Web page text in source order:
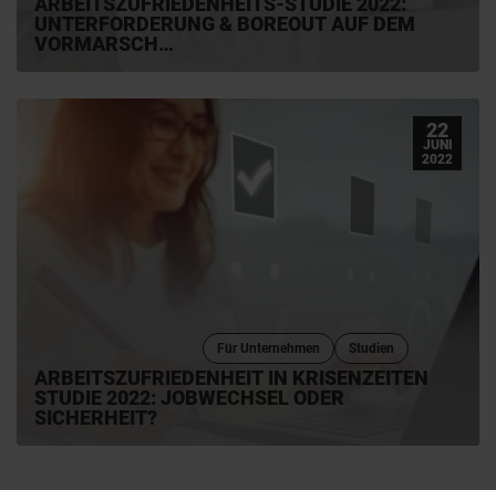
UNTERFORDERUNG & BOREOUT AUF DEM
VORMARSCH
Studien
Für Unternehmen
ARBEITSZUFRIEDENHEIT IN KRISENZEITEN
STUDIE 2022: JOBWECHSEL ODER
SICHERHEIT?
22
JUNI
2022